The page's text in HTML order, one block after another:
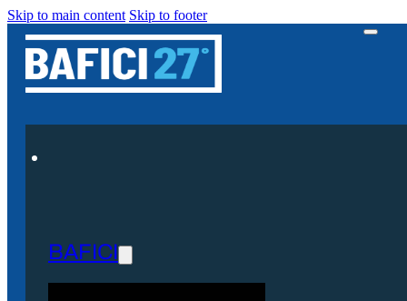
Skip to main content Skip to footer
BAFICI